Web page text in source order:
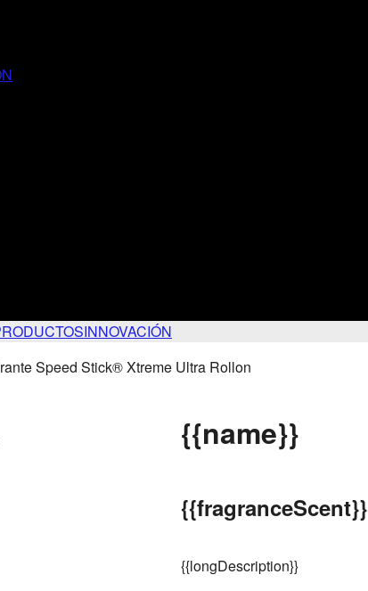
INNOVACIÓN
Speed Stick® Xtreme Ultra Rollon
{{name}}
{{fragranceScent}}
{{longDescription}}